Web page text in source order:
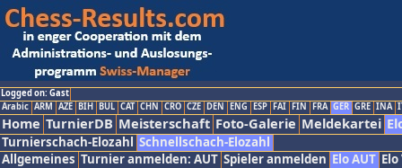
Logged on: Gast
Arabic ARM AZE BIH BUL CAT CHN CRO CZE DEN ENG ESP FAI FIN FRA GER GRE INA
Home TurnierDB Meisterschaft Foto-Galerie Meldekartei
Turnierschach-Elozahl Schnellschach-Elozahl
Allgemeines Turnier anmelden: AUT Spieler anmelden Elo AUT